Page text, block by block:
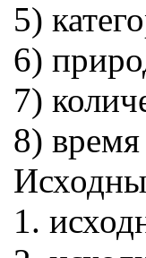
5)
6)
7)
8) время
1.